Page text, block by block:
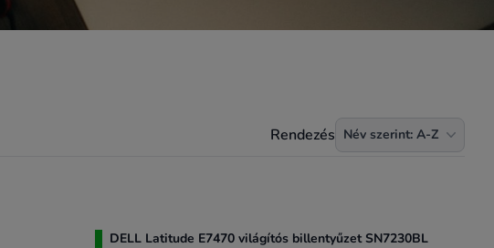
Termékek rendezése
Rendezés Név szerint: A-Z
DELL Latitude E7470 világítós billentyűzet SN7230BL